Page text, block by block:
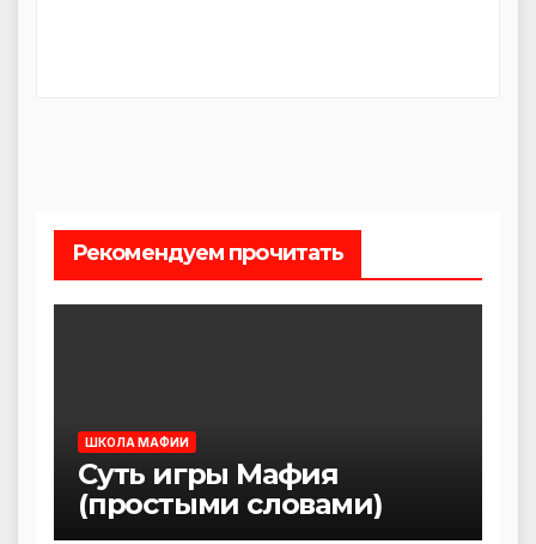
Рекомендуем прочитать
ШКОЛА МАФИИ
Суть игры Мафия
(простыми словами)